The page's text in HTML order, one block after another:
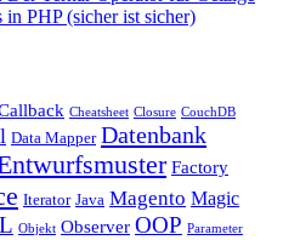
in PHP (sicher ist sicher)
Cheatsheet Closure CouchDB
Data Mapper Datenbank
Factory
Iterator Java Magento Magic
Objekt Observer OOP Parameter